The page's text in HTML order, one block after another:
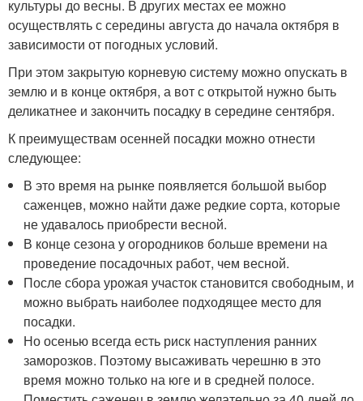
культуры до весны. В других местах ее можно
осуществлять с середины августа до начала октября в
зависимости от погодных условий.
При этом закрытую корневую систему можно опускать в
землю и в конце октября, а вот с открытой нужно быть
деликатнее и закончить посадку в середине сентября.
К преимуществам осенней посадки можно отнести
следующее:
В это время на рынке появляется большой выбор
саженцев, можно найти даже редкие сорта, которые
не удавалось приобрести весной.
В конце сезона у огородников больше времени на
проведение посадочных работ, чем весной.
После сбора урожая участок становится свободным, и
можно выбрать наиболее подходящее место для
посадки.
Но осенью всегда есть риск наступления ранних
заморозков. Поэтому высаживать черешню в это
время можно только на юге и в средней полосе.